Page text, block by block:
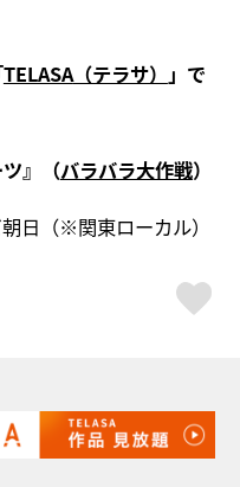
TELASA（テラサ） 」で
』（バラバラ大作戦）
日（※関東ローカル）